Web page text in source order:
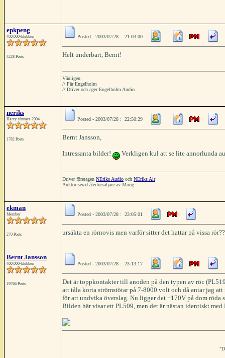
epkpeng
400.000-klubben
4228 Posts
Posted - 2003/07/28 : 21:03:00
Helt underbart, Bernt!
Vänligen
// Pär Engelholm
// Driver och äger Engelholm Audio
neriks
Harry-vinnare 2004
1782 Posts
Posted - 2003/07/28 : 22:50:29
Bernt Jansson,
Intressanta bilder! Verkligen kul att se lite annorlunda
Driver företagen NEriks Audio och NEriks Air
Auktoriserad återförsäljare av Moog
ekman
Member
270 Posts
Posted - 2003/07/28 : 23:05:01
ursäkta en rörnovis men varför sitter det hattar på vissa rör??
Bernt Jansson
400.000-klubben
19766 Posts
Posted - 2003/07/28 : 23:13:17
Det är toppkontakter till anoden på den typen av rör.
att tåla korta strömstötar på 7-8000 volt och då antar jag
för att undvika överslag. Nu ligger det +170V på dom röda
Bilden här visar ett PL509, men det är nästan identiskt med